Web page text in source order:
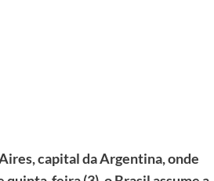
capital da Argentina, onde